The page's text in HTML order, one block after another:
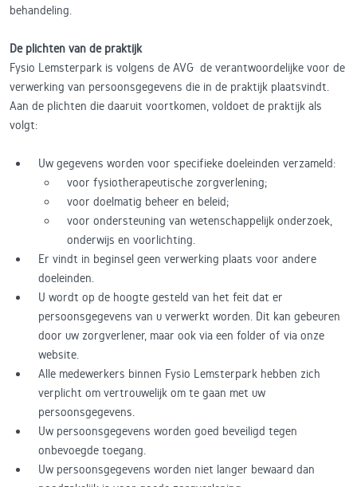
behandeling.
De plichten van de praktijk
Fysio Lemsterpark is volgens de AVG de verantwoordelijke voor de
verwerking van persoonsgegevens die in de praktijk plaatsvindt.
Aan de plichten die daaruit voortkomen, voldoet de praktijk als
volgt:
Uw gegevens worden voor specifieke doeleinden verzameld:
voor fysiotherapeutische zorgverlening;
voor doelmatig beheer en beleid;
voor ondersteuning van wetenschappelijk onderzoek,
onderwijs en voorlichting.
Er vindt in beginsel geen verwerking plaats voor andere
doeleinden.
U wordt op de hoogte gesteld van het feit dat er
persoonsgegevens van u verwerkt worden. Dit kan gebeuren
door uw zorgverlener, maar ook via een folder of via onze
website.
Alle medewerkers binnen Fysio Lemsterpark hebben zich
verplicht om vertrouwelijk om te gaan met uw
persoonsgegevens.
Uw persoonsgegevens worden goed beveiligd tegen
onbevoegde toegang.
Uw persoonsgegevens worden niet langer bewaard dan